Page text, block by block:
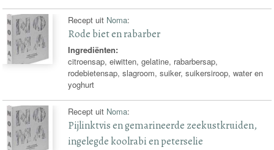
Recept uit Noma:
Rode biet en rabarber
Ingrediënten:
citroensap, eiwitten, gelatine, rabarbersap,
rodebietensap, slagroom, suiker, suikersiroop, water en
yoghurt
Recept uit Noma:
Pijlinktvis en gemarineerde zeekustkruiden,
ingelegde koolrabi en peterselie